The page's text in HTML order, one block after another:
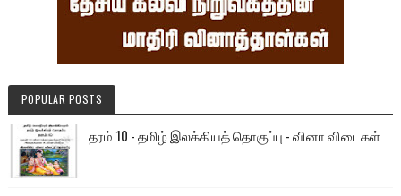
POPULAR POSTS
தரம் 10 - தமிழ் இலக்கியத் தொகுப்பு - வினா விடைகள்